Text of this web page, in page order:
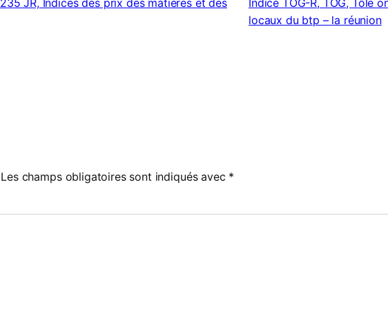
JR, Indices des prix des matières et des
Indice TOG-R, TOG, Tôle
locaux du btp – la réunion
Les champs obligatoires sont indiqués avec *